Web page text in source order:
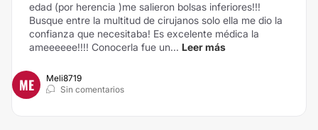
edad (por herencia )me salieron bolsas inferiores!!!
Busque entre la multitud de cirujanos solo ella me dio la
confianza que necesitaba! Es excelente médica la
ameeeeee!!!! Conocerla fue un... Leer más
ME
Meli8719
Sin comentarios